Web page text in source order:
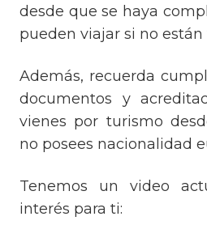
desde que se haya
pueden viajar si no están
Además, recuerda
documentos y
vienes por turismo
no posees nacionalidad
Tenemos un video
interés para ti: